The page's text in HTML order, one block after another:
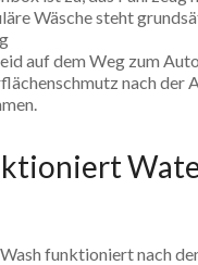
Wäsche steht
auf dem Weg zum
nach der
funktioniert nach